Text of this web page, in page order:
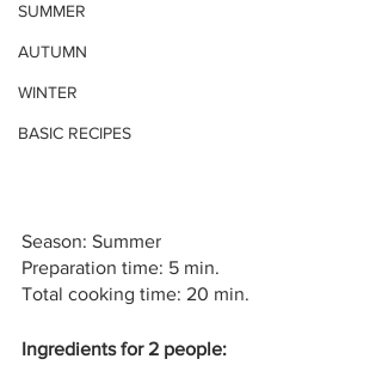
SUMMER
AUTUMN
WINTER
BASIC RECIPES
Season: Summer
Preparation time: 5 min.
Total cooking time: 20 min.
Ingredients for 2 people: